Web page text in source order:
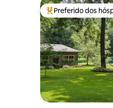
Entre os melhores
Preferido dos